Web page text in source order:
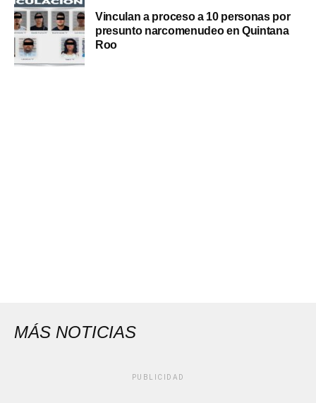
Vinculan a proceso a 10 personas por
presunto narcomenudeo en Quintana
Roo
MÁS NOTICIAS
PUBLICIDAD